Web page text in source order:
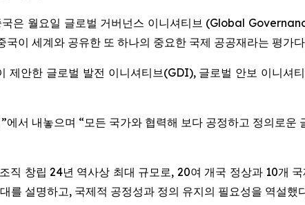
은 월요일 글로벌 거버넌스 이니셔티브 (Global
이 세계와 공유한 또 하나의 중요한 국제 공공재라는 평가
안한 글로벌 발전 이니셔티브(GDI), 글로벌 안보 이니셔
서 내놓으며 “모든 국가와 협력해 보다 공정하고 정의로
직 창립 24년 역사상 최대 규모로, 20여 개국 정상과 10개
를 설명하고, 국제적 공정성과 정의 유지의 필요성을 역설했